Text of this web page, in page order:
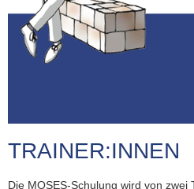
TRAINER:INNEN
Die MOSES-Schulung wird von